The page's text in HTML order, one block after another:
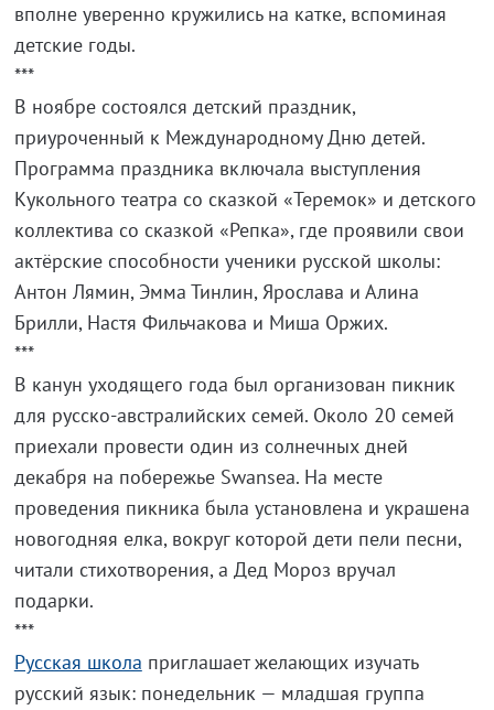
вполне уверенно кружились на катке, вспоминая
детские годы.
***
В ноябре состоялся детский праздник,
приуроченный к Международному Дню детей.
Программа праздника включала выступления
Кукольного театра со сказкой «Теремок» и детского
коллектива со сказкой «Репка», где проявили свои
актёрские способности ученики русской школы:
Антон Лямин, Эмма Тинлин, Ярослава и Алина
Брилли, Настя Фильчакова и Миша Оржих.
***
В канун уходящего года был организован пикник
для русско-австралийскихсемей. Около 20 семей
приехали провести один из солнечных дней
декабря на побережье Swansea. На месте
проведения пикника была установлена и украшена
новогодняя елка, вокруг которой дети пели песни,
читали стихотворения, а Дед Мороз вручал
подарки.
***
Русская школа приглашает желающих изучать
русский язык: понедельник — младшая группа